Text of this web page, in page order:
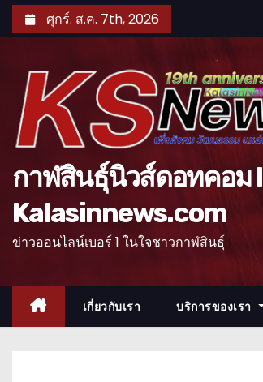
k
t
ศุกร์. ส.ค. 7th, 2026
กาฬสินธุ์นิวส์ดอทคอม l
Kalasinnews.com
ข่าวออนไลน์เบอร์ 1 ในใจชาวกาฬสินธุ์
เกี่ยวกับเรา บริการของเรา